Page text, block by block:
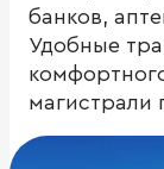
банков,
Удобные
магистрали